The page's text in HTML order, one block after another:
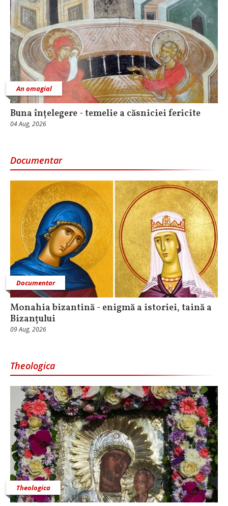
An omagial
Buna înțelegere - temelie a căsniciei fericite
04 Aug, 2026
Documentar
Documentar
Monahia bizantină - enigmă a istoriei, taină a
Bizanțului
09 Aug, 2026
Theologica
Theologica